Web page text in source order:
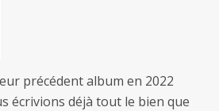
précédent album en 2022
écrivions déjà tout le bien que